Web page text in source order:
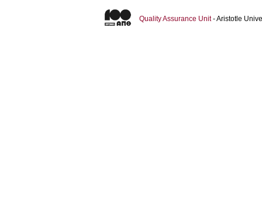
Quality Assurance Unit- Aristotle